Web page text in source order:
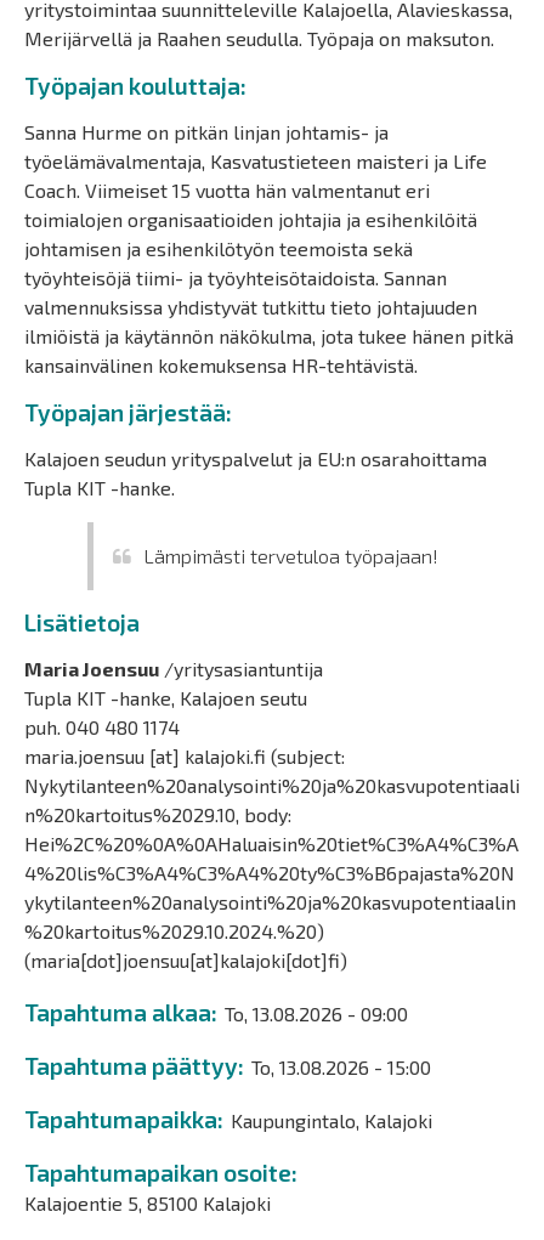
yritystoimintaa suunnitteleville Kalajoella, Alavieskassa,
Merijärvellä ja Raahen seudulla. Työpaja on maksuton.
Työpajan kouluttaja:
Sanna Hurme on pitkän linjan johtamis- ja
työelämävalmentaja, Kasvatustieteen maisteri ja Life
Coach. Viimeiset 15 vuotta hän valmentanut eri
toimialojen organisaatioiden johtajia ja esihenkilöitä
johtamisen ja esihenkilötyön teemoista sekä
työyhteisöjä tiimi- ja työyhteisötaidoista. Sannan
valmennuksissa yhdistyvät tutkittu tieto johtajuuden
ilmiöistä ja käytännön näkökulma, jota tukee hänen pitkä
kansainvälinen kokemuksensa HR-tehtävistä.
Työpajan järjestää:
Kalajoen seudun yrityspalvelut ja EU:n osarahoittama
Tupla KIT -hanke.
Lämpimästi tervetuloa työpajaan!
Lisätietoja
Maria Joensuu /yritysasiantuntija
Tupla KIT -hanke, Kalajoen seutu
puh. 040 480 1174
maria.joensuu [at] kalajoki.fi (subject:
Nykytilanteen%20analysointi%20ja%20kasvupotentiaali
n%20kartoitus%2029.10, body:
Hei%2C%20%0A%0AHaluaisin%20tiet%C3%A4%C3%A
4%20lis%C3%A4%C3%A4%20ty%C3%B6pajasta%20N
ykytilanteen%20analysointi%20ja%20kasvupotentiaalin
%20kartoitus%2029.10.2024.%20)
(maria[dot]joensuu[at]kalajoki[dot]fi)
Tapahtuma alkaa To, 13.08.2026 - 09:00
Tapahtuma päättyy To, 13.08.2026 - 15:00
Tapahtumapaikka Kaupungintalo, Kalajoki
Tapahtumapaikan osoite
Kalajoentie 5, 85100 Kalajoki